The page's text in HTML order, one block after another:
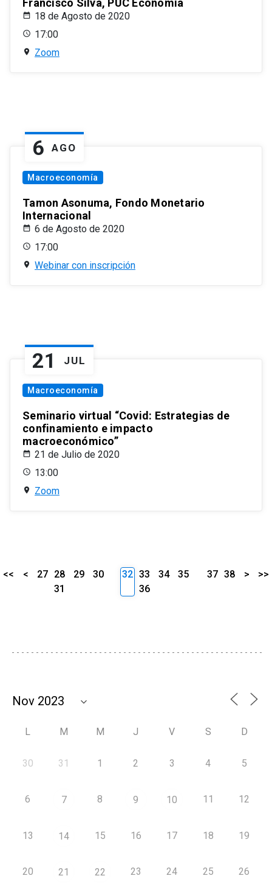
Francisco Silva, PUC Economía
18 de Agosto de 2020
17:00
Zoom
6 AGO
Macroeconomía
Tamon Asonuma, Fondo Monetario
Internacional
6 de Agosto de 2020
17:00
Webinar con inscripción
21 JUL
Macroeconomía
Seminario virtual “Covid: Estrategias de
confinamiento e impacto
macroeconómico”
21 de Julio de 2020
13:00
Zoom
<< < 27 28 29
30
31
32 33 34
35
36
37 38 > >>
L M M J V S D
30 31 1 2 3 4 5
6 7 8 9 10 11 12
13 14 15 16 17 18 19
20 21 22 23 24 25 26